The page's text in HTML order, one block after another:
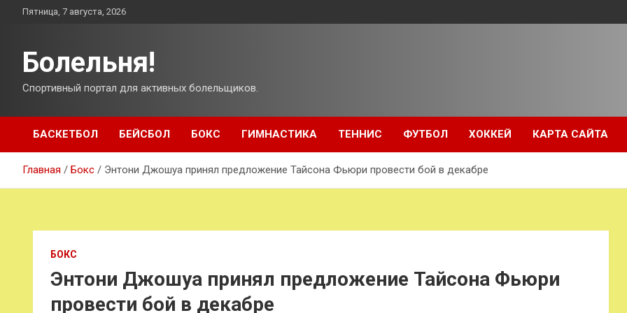
ПерейтиПятница, 7 августа, 2026
Болельня!
Спортивный портал для активных болельщиков.
БАСКЕТБОЛ БЕЙСБОЛ БОКС ГИМНАСТИКА ТЕННИС ФУТБОЛ ХОККЕЙ КАРТА САЙТА
Главная Бокс Энтони Джошуа принял предложение Тайсона Фьюри провести бой в декабре
БОКС
Энтони Джошуа принял предложение Тайсона Фьюри
провести бой в декабре